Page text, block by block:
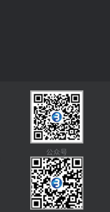
公众号